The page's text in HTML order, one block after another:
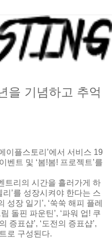
을 기념하고 추억
이플스토리’에서 서비스 19
벤트 및 ‘봄!봄! 프로젝트’를
트리의 시간을 흘러가게 하
리’를 성장시켜야 한다는 스
성장 일기’, ‘쑥쑥 해피 플레
돌핀 파운틴’, ‘파워 업! 쿠
증표샵’, ‘도전의 증표샵’,
로 구성된다.